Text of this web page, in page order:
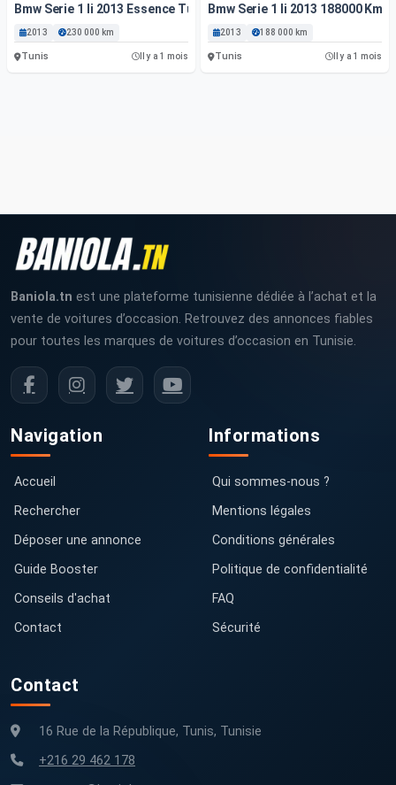
Bmw Serie 1 Ii 2013 Essence Tunis
2013 230 000 km
Tunis Il y a 1 mois
Bmw Serie 1 Ii 2013 188000 Km
2013 188 000 km
Tunis Il y a 1 mois
Baniola.tn est une plateforme tunisienne dédiée à l’achat et la
vente de voitures d’occasion. Retrouvez des annonces fiables
pour toutes les marques de voitures d’occasion en Tunisie.
Navigation
Accueil
Rechercher
Déposer une annonce
Guide Booster
Conseils d'achat
Contact
Informations
Qui sommes-nous ?
Mentions légales
Conditions générales
Politique de confidentialité
FAQ
Sécurité
Contact
16 Rue de la République, Tunis, Tunisie
+216 29 462 178